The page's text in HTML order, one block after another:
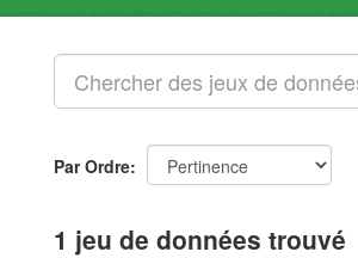
Par Ordre
1 jeu de données trouvé